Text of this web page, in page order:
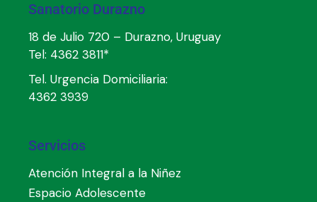
Sanatorio Durazno
18 de Julio 720 – Durazno, Uruguay
Tel: 4362 3811*
Tel. Urgencia Domiciliaria:
4362 3939
Servicios
Atención Integral a la Niñez
Espacio Adolescente